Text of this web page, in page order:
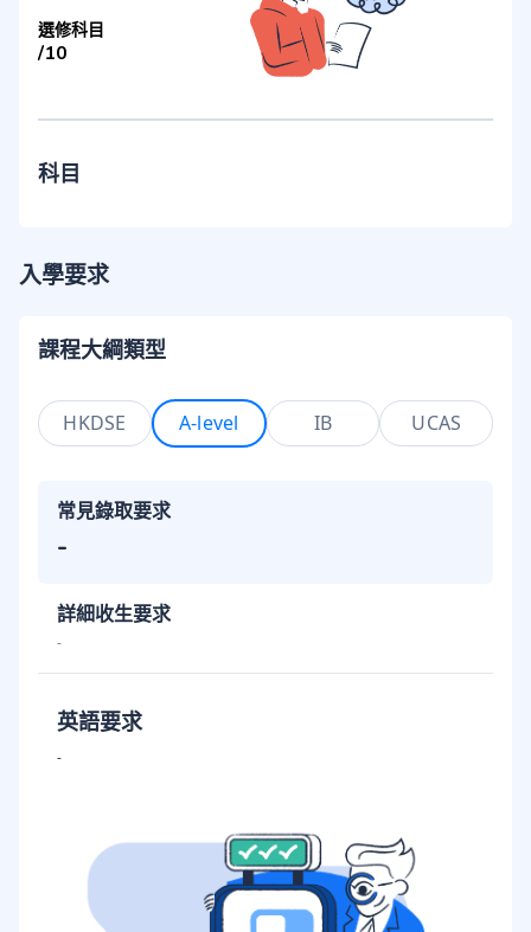
選修科目
/10
科目
入學要求
課程大綱類型
HKDSE A-level IB UCAS
常見錄取要求
-
詳細收生要求
-
英語要求
-